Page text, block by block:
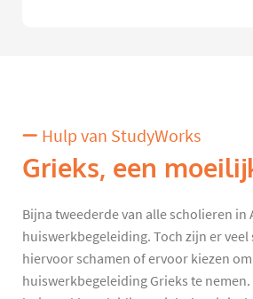
Hulp van StudyWorks
Grieks, een
Bijna tweederde van alle scholieren
huiswerkbegeleiding. Toch zijn er
hiervoor schamen of ervoor kiezen
huiswerkbegeleiding Grieks te